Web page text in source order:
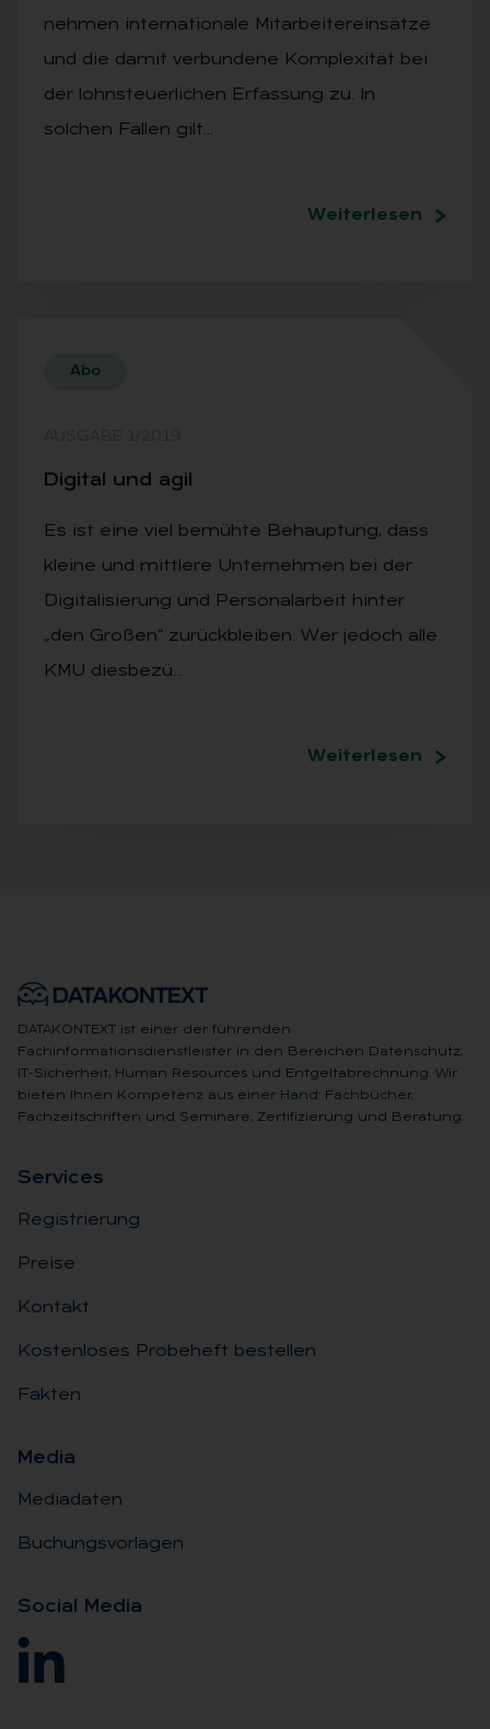
nehmen internationale Mitarbeitereinsätze
und die damit verbundene Komplexität bei
der lohnsteuerlichen Erfassung zu. In
solchen Fällen gilt…
Weiterlesen
Abo
Di­gi­tal und agil
Es ist eine viel bemühte Behauptung, dass
kleine und mittlere Unternehmen bei der
Digitalisierung und Personalarbeit hinter
„den Großen“ zurückbleiben. Wer jedoch alle
KMU diesbezü…
Weiterlesen
DATAKONTEXT ist einer der führenden
Fachinformationsdienstleister in den Bereichen Datenschutz,
IT-Sicherheit, Human Resources und Entgeltabrechnung. Wir
bieten Ihnen Kompetenz aus einer Hand: Fachbücher,
Fachzeitschriften und Seminare, Zertifizierung und Beratung.
Ser­vices
Registrierung
Preise
Kontakt
Kostenloses Probeheft bestellen
Fakten
Me­dia
Mediadaten
Buchungsvorlagen
So­ci­al Me­dia